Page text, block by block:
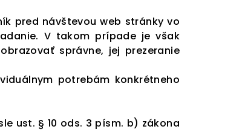
pred návštevou web stránky vo
V takom prípade je však
správne, jej prezeranie
potrebám konkrétneho
ust. § 10 ods. 3 písm. b) zákona